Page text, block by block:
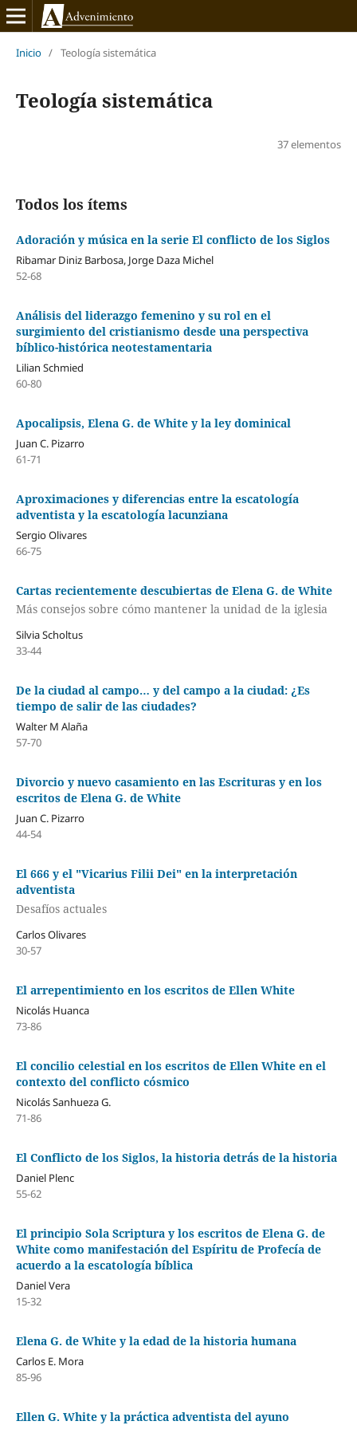
Inicio / Teología sistemática
Teología sistemática
37 elementos
Todos los ítems
Adoración y música en la serie El conflicto de los Siglos
Ribamar Diniz Barbosa, Jorge Daza Michel
52-68
Análisis del liderazgo femenino y su rol en el
surgimiento del cristianismo desde una perspectiva
bíblico-histórica neotestamentaria
Lilian Schmied
60-80
Apocalipsis, Elena G. de White y la ley dominical
Juan C. Pizarro
61-71
Aproximaciones y diferencias entre la escatología
adventista y la escatología lacunziana
Sergio Olivares
66-75
Cartas recientemente descubiertas de Elena G. de White
Más consejos sobre cómo mantener la unidad de la iglesia
Silvia Scholtus
33-44
De la ciudad al campo… y del campo a la ciudad: ¿Es
tiempo de salir de las ciudades?
Walter M Alaña
57-70
Divorcio y nuevo casamiento en las Escrituras y en los
escritos de Elena G. de White
Juan C. Pizarro
44-54
El 666 y el "Vicarius Filii Dei" en la interpretación
adventista
Desafíos actuales
Carlos Olivares
30-57
El arrepentimiento en los escritos de Ellen White
Nicolás Huanca
73-86
El concilio celestial en los escritos de Ellen White en el
contexto del conflicto cósmico
Nicolás Sanhueza G.
71-86
El Conflicto de los Siglos, la historia detrás de la historia
Daniel Plenc
55-62
El principio Sola Scriptura y los escritos de Elena G. de
White como manifestación del Espíritu de Profecía de
acuerdo a la escatología bíblica
Daniel Vera
15-32
Elena G. de White y la edad de la historia humana
Carlos E. Mora
85-96
Ellen G. White y la práctica adventista del ayuno